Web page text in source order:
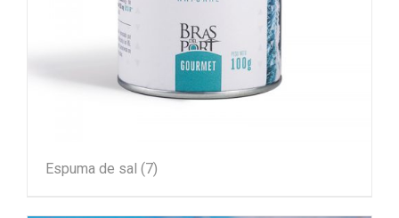
Espuma de sal (7)